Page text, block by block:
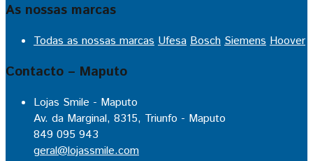
As nossas marcas
Todas as nossas marcas Ufesa Bosch Siemens Hoover
Contacto – Maputo
Lojas Smile - Maputo
Av. da Marginal, 8315, Triunfo - Maputo
849 095 943
geral@lojassmile.com